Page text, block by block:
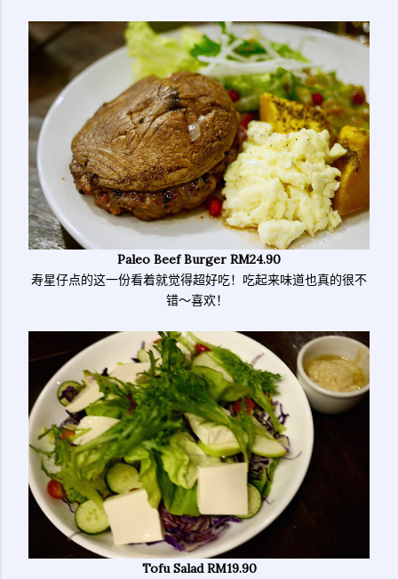
Paleo Beef Burger RM24.90
寿星仔点的这一份看着就觉得超好吃！吃起来味道也真的很不
错～喜欢！
Tofu Salad RM19.90